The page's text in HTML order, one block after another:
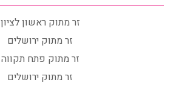
זר מתוק ראשון לציון
זר מתוק ירושלים
זר מתוק פתח תקווה
זר מתוק ירושלים